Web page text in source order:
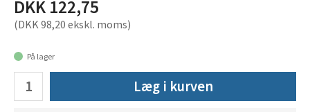
DKK 122,75
(DKK 98,20 ekskl. moms)
På lager
Læg i kurven